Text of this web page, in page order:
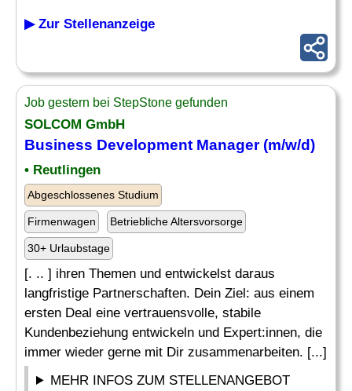
▶ Zur Stellenanzeige
Job gestern bei StepStone gefunden
SOLCOM GmbH
Business Development Manager (m/w/d)
• Reutlingen
Abgeschlossenes Studium
Firmenwagen Betriebliche Altersvorsorge
30+ Urlaubstage
[. .. ] ihren Themen und entwickelst daraus
langfristige Partnerschaften. Dein Ziel: aus einem
ersten Deal eine vertrauensvolle, stabile
Kundenbeziehung entwickeln und Expert:innen, die
immer wieder gerne mit Dir zusammenarbeiten. [...]
MEHR INFOS ZUM STELLENANGEBOT